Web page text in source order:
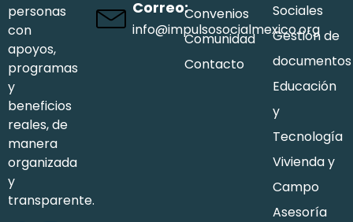
personas
con
apoyos,
programas
y
beneficios
reales, de
manera
organizada
y
transparente.
Correo:
info@impulsosocialmexico.org
Convenios
Comunidad
Contacto
Sociales
Gestión de
documentos
Educación
y
Tecnología
Vivienda y
Campo
Asesoría